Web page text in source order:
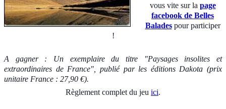
vous vite sur la page
facebook de Belles
Balades pour participer
!
A gagner : Un exemplaire du titre "Paysages insolites et
extraordinaires de France", publié par les éditions Dakota (prix
unitaire France : 27,90 €).
Règlement complet du jeu ici.